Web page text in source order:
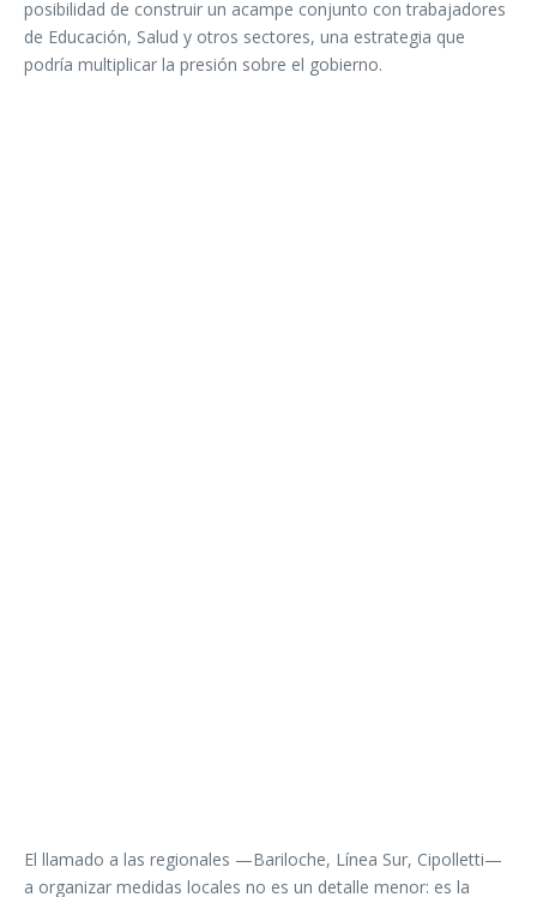
posibilidad de construir un acampe conjunto con trabajadores
de Educación, Salud y otros sectores, una estrategia que
podría multiplicar la presión sobre el gobierno.
El llamado a las regionales —Bariloche, Línea Sur, Cipolletti—
a organizar medidas locales no es un detalle menor: es la